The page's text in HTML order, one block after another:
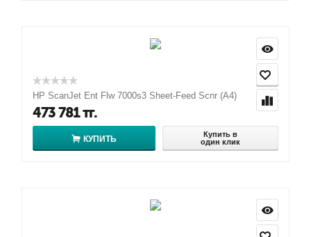
HP ScanJet Ent Flw 7000s3 Sheet-Feed Scnr (A4)
473 781тг.
КУПИТЬ
Купить в
один клик